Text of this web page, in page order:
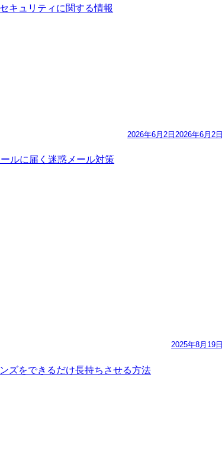
2026年6月2日 2026年6月2日
ルに届く迷惑メール対策
2025年8月19日
ズをできるだけ長持ちさせる方法